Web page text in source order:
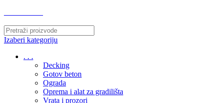
Izaberi kategoriju
. . .
Decking
Gotov beton
Ograda
Oprema i alat za gradilišta
Vrata i prozori